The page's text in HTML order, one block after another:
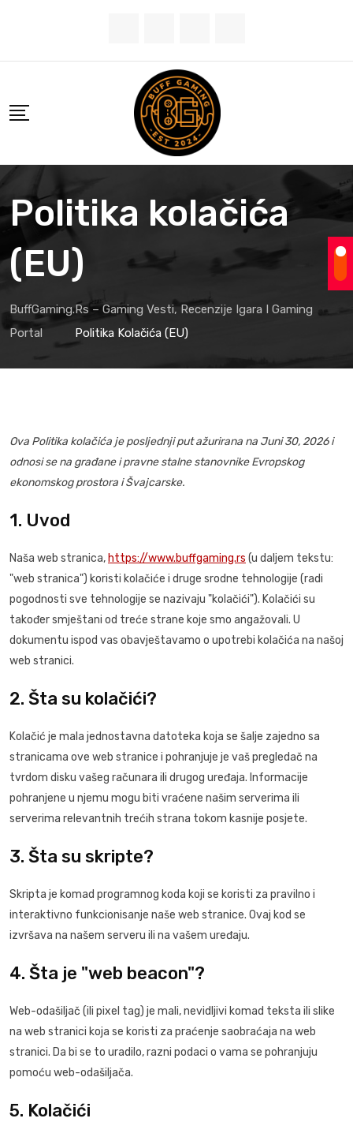
content
Politika kolačića
(EU)
BuffGaming.rs – Gaming Vesti, Recenzije Igara I Gaming
Portal
Politika Kolačića (EU)
Ova Politika kolačića je posljednji put ažurirana na Juni 30, 2026 i
odnosi se na građane i pravne stalne stanovnike Evropskog
ekonomskog prostora i Švajcarske.
1. Uvod
Naša web stranica, https://www.buffgaming.rs (u daljem tekstu:
"web stranica") koristi kolačiće i druge srodne tehnologije (radi
pogodnosti sve tehnologije se nazivaju "kolačići"). Kolačići su
također smještani od treće strane koje smo angažovali. U
dokumentu ispod vas obavještavamo o upotrebi kolačića na našoj
web stranici.
2. Šta su kolačići?
Kolačić je mala jednostavna datoteka koja se šalje zajedno sa
stranicama ove web stranice i pohranjuje je vaš pregledač na
tvrdom disku vašeg računara ili drugog uređaja. Informacije
pohranjene u njemu mogu biti vraćene našim serverima ili
serverima relevantnih trećih strana tokom kasnije posjete.
3. Šta su skripte?
Skripta je komad programnog koda koji se koristi za pravilno i
interaktivno funkcionisanje naše web stranice. Ovaj kod se
izvršava na našem serveru ili na vašem uređaju.
4. Šta je "web beacon"?
Web-odašiljač (ili pixel tag) je mali, nevidljivi komad teksta ili slike
na web stranici koja se koristi za praćenje saobraćaja na web
stranici. Da bi se to uradilo, razni podaci o vama se pohranjuju
pomoću web-odašiljača.
5. Kolačići